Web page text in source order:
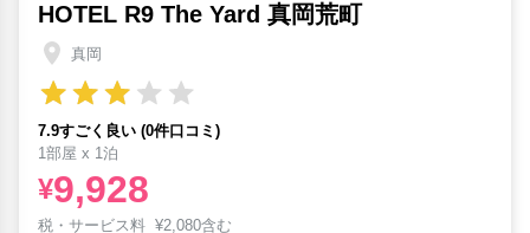
HOTEL R9 The Yard 真岡荒町
真岡
7.9すごく良い (0件口コミ)
1部屋 x 1泊
¥9,928
税・サービス料 ¥2,080含む